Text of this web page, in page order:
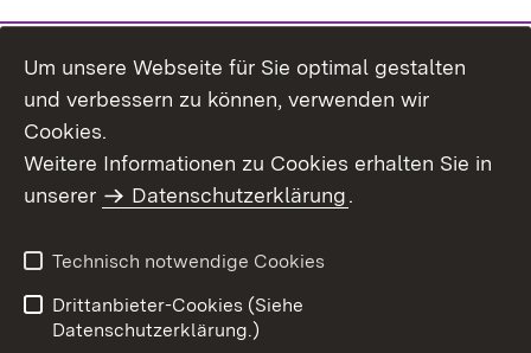
Um unsere Webseite für Sie optimal gestalten
und verbessern zu können, verwenden wir
Cookies.
Weitere Informationen zu Cookies erhalten Sie in
unserer
Datenschutzerklärung.
Technisch notwendige Cookies
Drittanbieter-Cookies (Siehe
Datenschutzerklärung.)